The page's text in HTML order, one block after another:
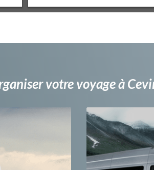
votre voyage à